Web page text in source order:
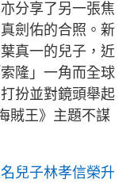
分享了另一張焦
劍佑的合照。新
真一的兒子，近
隆」一角而全球
扮並對鏡頭舉起
賊王》主題不謀
兒子林孝信榮升